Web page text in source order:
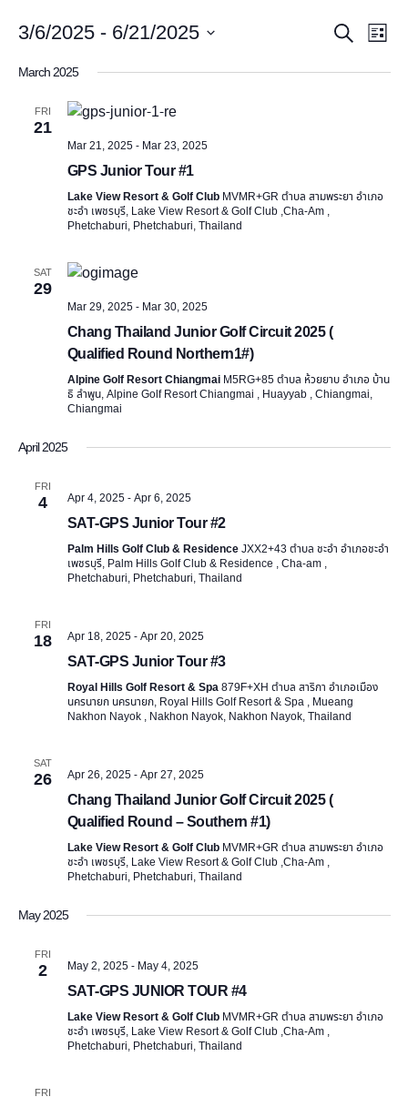
E
v
t
s
a
r
h
n
e
w
N
a
v
i
t
S
a
E
v
V
i
a
v
g
i
L
3/6/2025 - 6/21/2025
e
March 2025
FRI
21
Mar 21, 2025- Mar 23, 2025
GPS Junior Tour #1
Lake View Resort & Golf Club MVMR+GR ตำบล สามพระยา อำเภอ
ชะอำ เพชรบุรี, Lake View Resort & Golf Club ,Cha-Am ,
Phetchaburi, Phetchaburi, Thailand
SAT
29
Mar 29, 2025- Mar 30, 2025
Chang Thailand Junior Golf Circuit 2025 (
Qualified Round Northern1#)
Alpine Golf Resort Chiangmai M5RG+85 ตำบล ห้วยยาบ อำเภอ บ้าน
ธิ ลำพูน, Alpine Golf Resort Chiangmai , Huayyab , Chiangmai,
Chiangmai
April 2025
FRI
4 Apr 4, 2025-Apr 6, 2025
SAT-GPS Junior Tour #2
Palm Hills Golf Club & ResidenceJXX2+43 ตำบล ชะอำ อำเภอชะอำ
เพชรบุรี, Palm Hills Golf Club & Residence , Cha-am ,
Phetchaburi, Phetchaburi, Thailand
FRI
18 Apr 18, 2025-Apr 20, 2025
SAT-GPS Junior Tour #3
Royal Hills Golf Resort & Spa879F+XH ตำบล สาริกา อำเภอเมือง
นครนายก นครนายก, Royal Hills Golf Resort & Spa , Mueang
Nakhon Nayok , Nakhon Nayok, Nakhon Nayok, Thailand
SAT
26 Apr 26, 2025-Apr 27, 2025
Chang Thailand Junior Golf Circuit 2025 (
Qualified Round – Southern #1)
Lake View Resort & Golf Club MVMR+GR ตำบล สามพระยา อำเภอ
ชะอำ เพชรบุรี, Lake View Resort & Golf Club ,Cha-Am ,
Phetchaburi, Phetchaburi, Thailand
May 2025
FRI
2 May 2, 2025- May 4, 2025
SAT-GPS JUNIOR TOUR #4
Lake View Resort & Golf Club MVMR+GR ตำบล สามพระยา อำเภอ
ชะอำ เพชรบุรี, Lake View Resort & Golf Club ,Cha-Am ,
Phetchaburi, Phetchaburi, Thailand
FRI